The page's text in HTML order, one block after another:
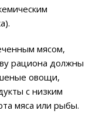
мясом,
рациона должны
овощи,
с низким
мяса или рыбы.